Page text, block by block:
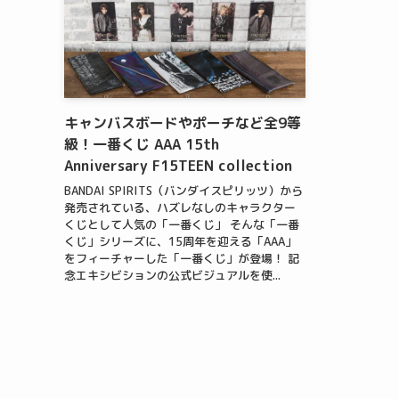
キャンバスボードやポーチなど全9等
級！一番くじ AAA 15th
Anniversary F15TEEN collection
BANDAI SPIRITS（バンダイスピリッツ）から
発売されている、ハズレなしのキャラクター
くじとして人気の「一番くじ」 そんな「一番
くじ」シリーズに、15周年を迎える「AAA」
をフィーチャーした「一番くじ」が登場！ 記
念エキシビションの公式ビジュアルを使...